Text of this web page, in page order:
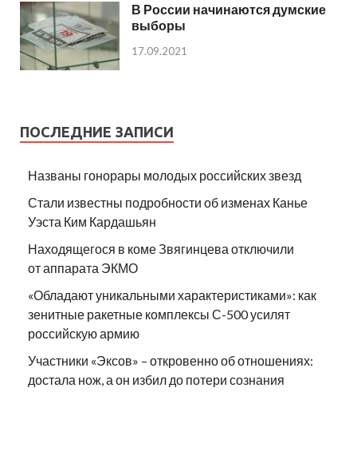
В России начинаются думские
выборы
17.09.2021
ПОСЛЕДНИЕ ЗАПИСИ
Названы гонорары молодых российских звезд
Стали известны подробности об изменах Канье
Уэста Ким Кардашьян
Находящегося в коме Звягинцева отключили
от аппарата ЭКМО
«Обладают уникальными характеристиками»: как
зенитные ракетные комплексы С-500 усилят
российскую армию
Участники «Эксов» – откровенно об отношениях:
достала нож, а он избил до потери сознания